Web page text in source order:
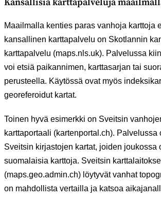
Kansallisia karttapalveluja
Maailmalla kenties paras vanhoja karttoja
kansallinen karttapalvelu on Skotlannin
karttapalvelu (maps.nls.uk). Palvelussa
voi etsiä paikannimen, karttasarjan tai
perusteella. Käytössä ovat myös
georeferoidut kartat.
Toinen hyvä esimerkki on Sveitsin
karttaportaali (kartenportal.ch). Palvelussa
Sveitsin kirjastojen kartat, joiden joukossa
suomalaisia karttoja. Sveitsin
(maps.geo.admin.ch) löytyvät vanhat
on mahdollista vertailla ja katsoa